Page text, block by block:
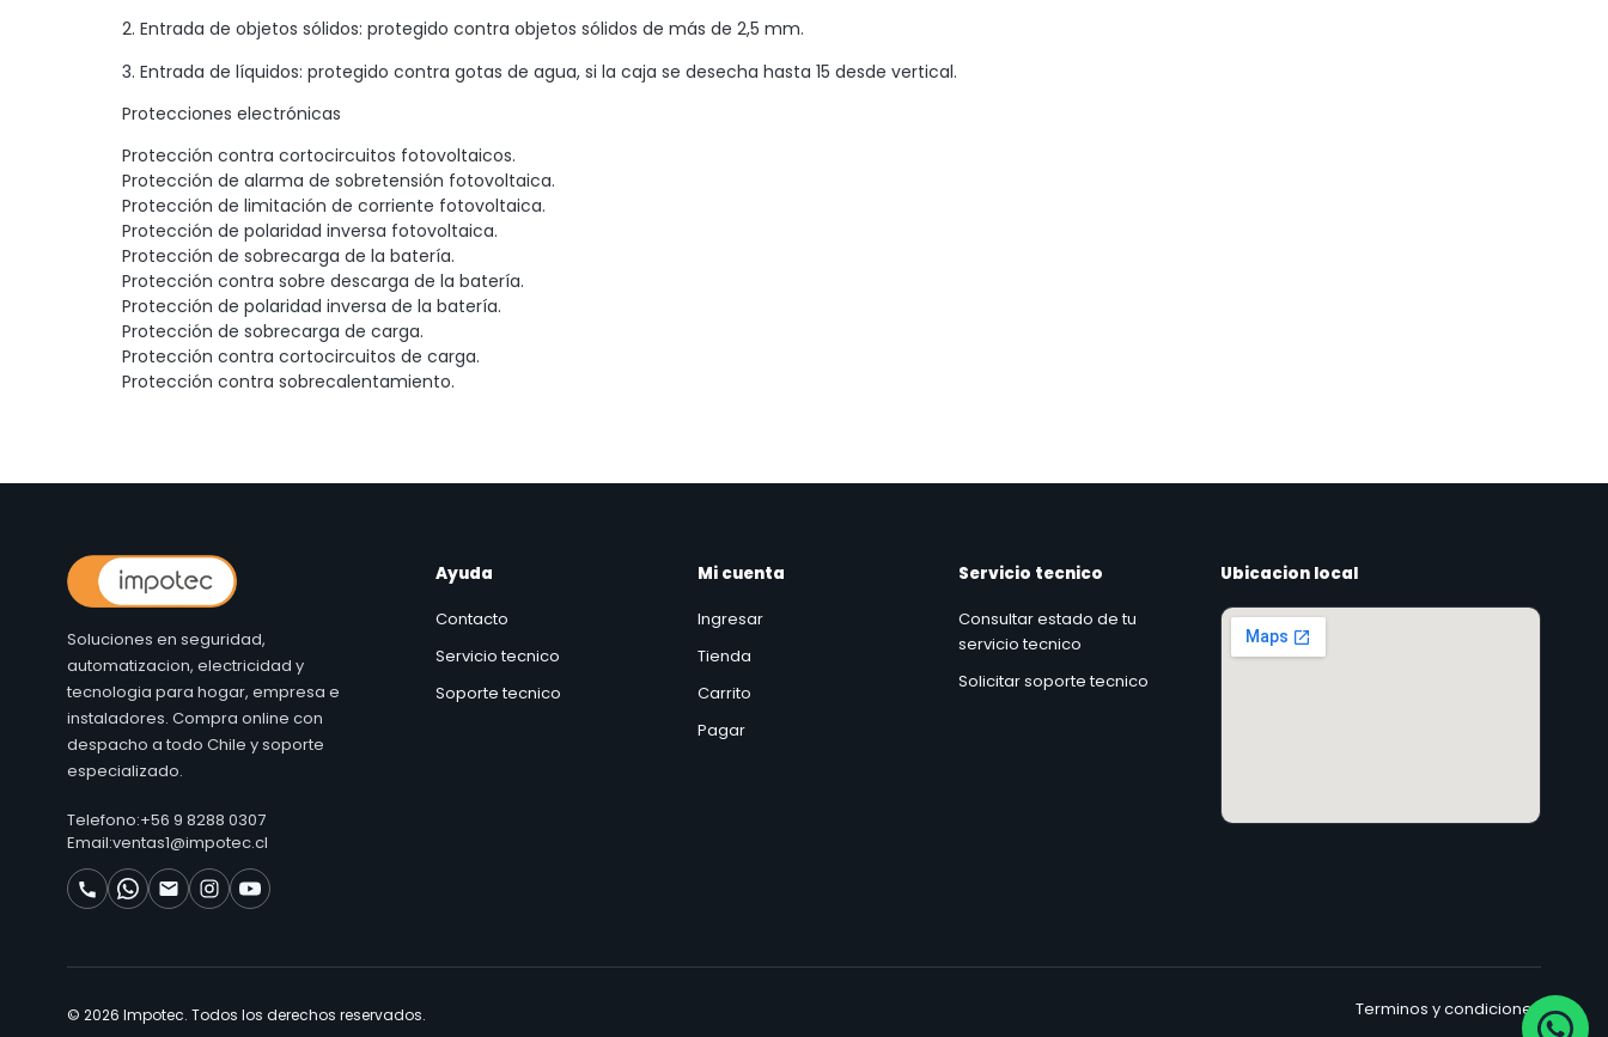
2. Entrada de objetos sólidos: protegido contra objetos sólidos de más de 2,5 mm.
3. Entrada de líquidos: protegido contra gotas de agua, si la caja se desecha hasta 15 desde vertical.
Protecciones electrónicas
Protección contra cortocircuitos fotovoltaicos.
Protección de alarma de sobretensión fotovoltaica.
Protección de limitación de corriente fotovoltaica.
Protección de polaridad inversa fotovoltaica.
Protección de sobrecarga de la batería.
Protección contra sobre descarga de la batería.
Protección de polaridad inversa de la batería.
Protección de sobrecarga de carga.
Protección contra cortocircuitos de carga.
Protección contra sobrecalentamiento.
Soluciones en seguridad,
automatizacion, electricidad y
tecnologia para hogar, empresa e
instaladores. Compra online con
despacho a todo Chile y soporte
especializado.
Telefono:+56 9 8288 0307
Email:ventas1@impotec.cl
Ayuda
Contacto
Servicio tecnico
Soporte tecnico
Mi cuenta
Ingresar
Tienda
Carrito
Pagar
Servicio tecnico
Consultar estado de tu
servicio tecnico
Solicitar soporte tecnico
Ubicacion local
© 2026 Impotec. Todos los derechos reservados. Terminos y condiciones